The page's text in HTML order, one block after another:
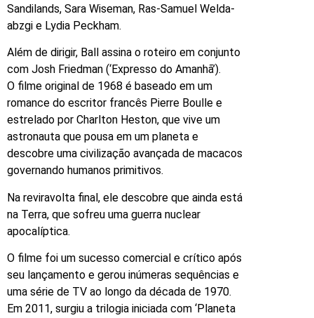
Sandilands, Sara Wiseman, Ras-Samuel Welda-
abzgi e Lydia Peckham.
Além de dirigir, Ball assina o roteiro em conjunto
com Josh Friedman (‘Expresso do Amanhã’).
O filme original de 1968 é baseado em um
romance do escritor francês Pierre Boulle e
estrelado por Charlton Heston, que vive um
astronauta que pousa em um planeta e
descobre uma civilização avançada de macacos
governando humanos primitivos.
Na reviravolta final, ele descobre que ainda está
na Terra, que sofreu uma guerra nuclear
apocalíptica.
O filme foi um sucesso comercial e crítico após
seu lançamento e gerou inúmeras sequências e
uma série de TV ao longo da década de 1970.
Em 2011, surgiu a trilogia iniciada com ‘Planeta